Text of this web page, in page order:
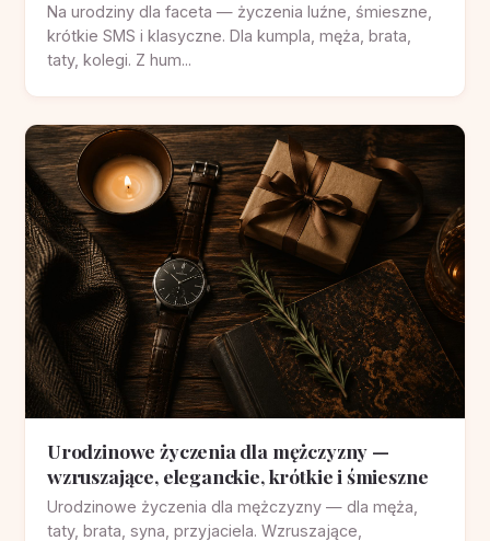
Na urodziny dla faceta — życzenia luźne, śmieszne,
krótkie SMS i klasyczne. Dla kumpla, męża, brata,
taty, kolegi. Z hum...
Urodzinowe życzenia dla mężczyzny —
wzruszające, eleganckie, krótkie i śmieszne
Urodzinowe życzenia dla mężczyzny — dla męża,
taty, brata, syna, przyjaciela. Wzruszające,